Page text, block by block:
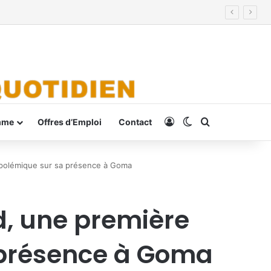
Offres d’Emploi Contact ConnexionSwitch skin
sur sa présence à Goma
une première
à Goma